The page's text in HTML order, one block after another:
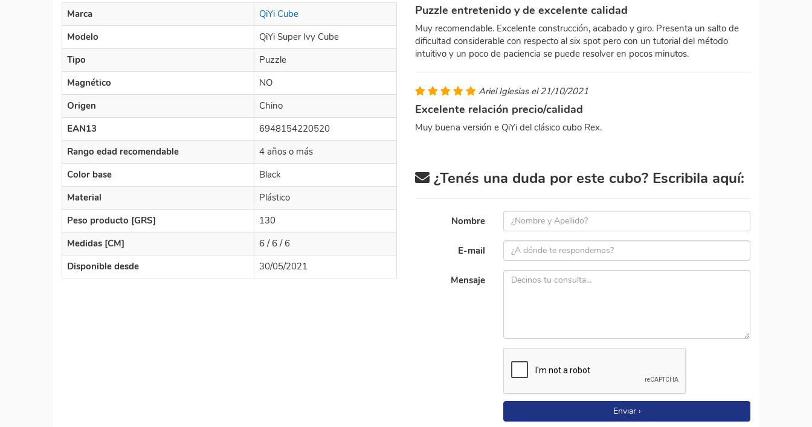
Marca
QiYi Cube
Modelo
QiYi Super Ivy Cube
Tipo
Puzzle
Magnético
NO
Origen
Chino
EAN13
6948154220520
Rango edad recomendable
4 años o más
Color base
Black
Material
Plástico
Peso producto [GRS]
130
Medidas [CM]
6 / 6 / 6
Disponible desde
30/05/2021
Puzzle entretenido y de excelente calidad
Muy recomendable. Excelente construcción, acabado y giro. Presenta un salto de
dificultad considerable con respecto al six spot pero con un tutorial del método
intuitivo y un poco de paciencia se puede resolver en pocos minutos.
Ariel Iglesias el 21/10/2021
Excelente relación precio/calidad
Muy buena versión e QiYi del clásico cubo Rex.
¿Tenés una duda por este cubo? Escribila aquí:
Nombre
E-mail
Mensaje
Enviar ›